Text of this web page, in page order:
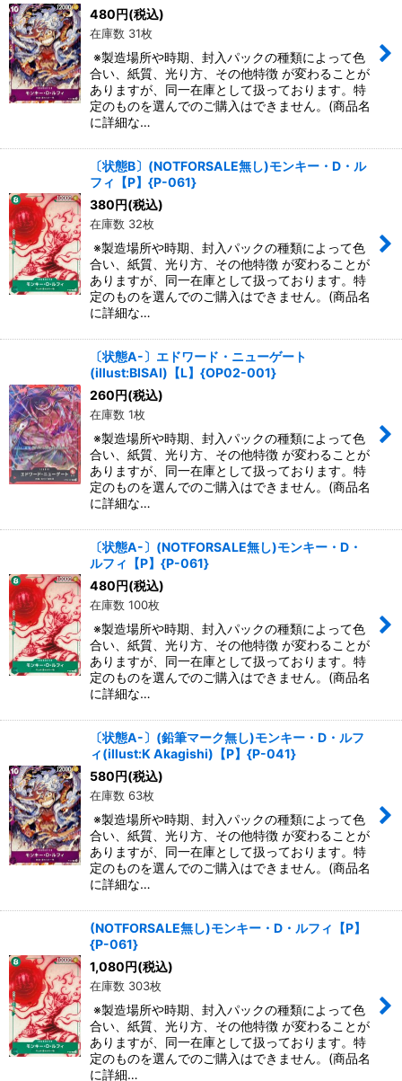
480円(税込)
在庫数 31枚
※製造場所や時期、封入パックの種類によって色
合い、紙質、光り方、その他特徴 が変わることが
ありますが、同一在庫として扱っております。特
定のものを選んでのご購入はできません。(商品名
に詳細な…
〔状態B〕(NOTFORSALE無し)モンキー・D・ル
フィ【P】{P-061}
380円(税込)
在庫数 32枚
※製造場所や時期、封入パックの種類によって色
合い、紙質、光り方、その他特徴 が変わることが
ありますが、同一在庫として扱っております。特
定のものを選んでのご購入はできません。(商品名
に詳細な…
〔状態A-〕エドワード・ニューゲート
(illust:BISAI)【L】{OP02-001}
260円(税込)
在庫数 1枚
※製造場所や時期、封入パックの種類によって色
合い、紙質、光り方、その他特徴 が変わることが
ありますが、同一在庫として扱っております。特
定のものを選んでのご購入はできません。(商品名
に詳細な…
〔状態A-〕(NOTFORSALE無し)モンキー・D・
ルフィ【P】{P-061}
480円(税込)
在庫数 100枚
※製造場所や時期、封入パックの種類によって色
合い、紙質、光り方、その他特徴 が変わることが
ありますが、同一在庫として扱っております。特
定のものを選んでのご購入はできません。(商品名
に詳細な…
〔状態A-〕(鉛筆マーク無し)モンキー・D・ルフ
ィ(illust:K Akagishi)【P】{P-041}
580円(税込)
在庫数 63枚
※製造場所や時期、封入パックの種類によって色
合い、紙質、光り方、その他特徴 が変わることが
ありますが、同一在庫として扱っております。特
定のものを選んでのご購入はできません。(商品名
に詳細な…
(NOTFORSALE無し)モンキー・D・ルフィ【P】
{P-061}
1,080円(税込)
在庫数 303枚
※製造場所や時期、封入パックの種類によって色
合い、紙質、光り方、その他特徴 が変わることが
ありますが、同一在庫として扱っております。特
定のものを選んでのご購入はできません。(商品名
に詳細…